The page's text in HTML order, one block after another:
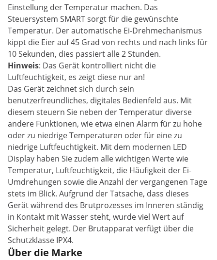
Einstellung der Temperatur machen. Das
Steuersystem SMART sorgt für die gewünschte
Temperatur. Der automatische Ei-Drehmechanismus
kippt die Eier auf 45 Grad von rechts und nach links für
10 Sekunden, dies passiert alle 2 Stunden.
Hinweis: Das Gerät kontrolliert nicht die
Luftfeuchtigkeit, es zeigt diese nur an!
Das Gerät zeichnet sich durch sein
benutzerfreundliches, digitales Bedienfeld aus. Mit
diesem steuern Sie neben der Temperatur diverse
andere Funktionen, wie etwa einen Alarm für zu hohe
oder zu niedrige Temperaturen oder für eine zu
niedrige Luftfeuchtigkeit. Mit dem modernen LED
Display haben Sie zudem alle wichtigen Werte wie
Temperatur, Luftfeuchtigkeit, die Häufigkeit der Ei-
Umdrehungen sowie die Anzahl der vergangenen Tage
stets im Blick. Aufgrund der Tatsache, dass dieses
Gerät während des Brutprozesses im Inneren ständig
in Kontakt mit Wasser steht, wurde viel Wert auf
Sicherheit gelegt. Der Brutapparat verfügt über die
Schutzklasse IPX4.
Über die Marke